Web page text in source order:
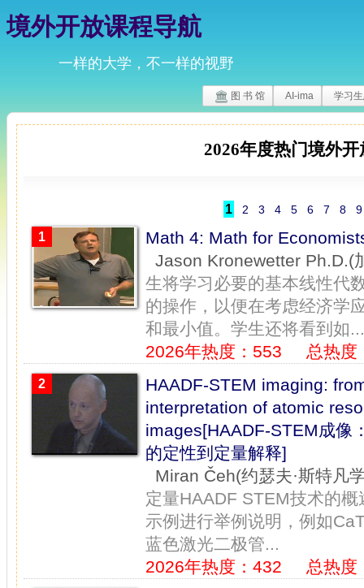
境外开放课程导航
一样的大学，不一样的视野
图 书 馆 AI-ima 学习
2026年度热门境外
1 2 3 4 5 6 7 8 9
1
Math 4: Math for
Jason Kronewetter Ph.D.(
生将学习必要的基本线性代
的操作，以便在考虑经济学
和最小值。学生还将看到如...
2026年热度：553
总热度
2
HAADF-STEM imaging:
interpretation of atomic
images[HAADF-STEM成像
的定性到定量解释]
Miran Čeh(约瑟夫·斯特凡
定量HAADF STEM技术的
示例进行举例说明，例如
蓝色激光二极管...
2026年热度：432
总热度